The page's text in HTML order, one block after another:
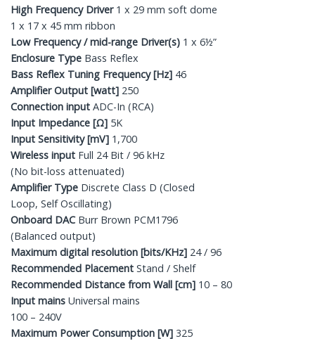
High Frequency Driver1 x 29 mm soft dome
1 x 17 x 45 mm ribbon
Low Frequency / mid-range Driver(s) 1 x 6½”
Enclosure Type Bass Reflex
Bass Reflex Tuning Frequency [Hz] 46
Amplifier Output [watt] 250
Connection input ADC-In (RCA)
Input Impedance [Ω] 5K
Input Sensitivity [mV] 1,700
Wireless input Full 24 Bit / 96 kHz
(No bit-loss attenuated)
Amplifier Type Discrete Class D (Closed
Loop, Self Oscillating)
Onboard DACBurr Brown PCM1796
(Balanced output)
Maximum digital resolution [bits/KHz] 24 / 96
Recommended Placement Stand / Shelf
Recommended Distance from Wall [cm] 10 – 80
Input mains Universal mains
100 – 240V
Maximum Power Consumption [W] 325